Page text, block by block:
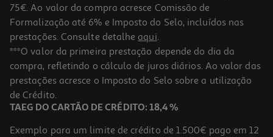
Revista Maria
1.9 €/un
1,90 €
75€. Ao valor da compra acresce Comissão de
Formalização até 6% e Imposto do Selo, incluídos nas
prestações. Consulte detalhe aqui.
***O valor da primeira prestação depende do dia da
compra, refletindo o cálculo de juros diários. Ao valor das
prestações acresce o Imposto do Selo sobre a utilização
de Crédito.
TAEG DO CARTÃO DE CRÉDITO: 18,4 %
Exemplo para um limite de crédito de 1.500€ pago em 12